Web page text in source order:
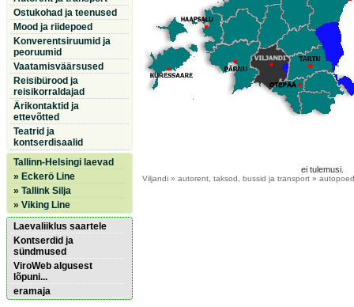
Ostukohad ja teenused
Mood ja riidepoed
Konverentsiruumid ja
peoruumid
Vaatamisväärsused
Reisibürood ja
reisikorraldajad
Ärikontaktid ja
ettevõtted
Teatrid ja
kontserdisaalid
Tallinn-Helsingi laevad
» Eckerö Line
» Tallink Silja
» Viking Line
Laevaliiklus saartele
Kontserdid ja
sündmused
ViroWeb algusest
lõpuni...
eramaja
ei tulemusi.
Viljandi » autorent, taksod, bussid ja transport » autopoed